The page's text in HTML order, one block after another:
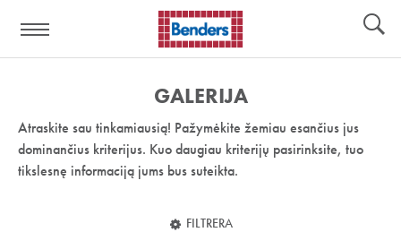
nuoroda:
GALERIJA
Atraskite sau tinkamiausią! Pažymėkite žemiau esančius jus
dominančius kriterijus. Kuo daugiau kriterijų pasirinksite, tuo
tikslesnę informaciją jums bus suteikta.
FILTRERA